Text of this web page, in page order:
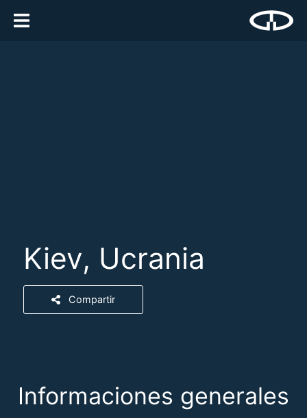
Kiev, Ucrania
Compartir
Informaciones generales